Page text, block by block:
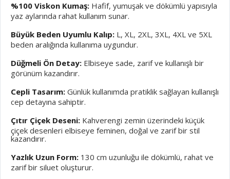
%100 Viskon Kumaş: Hafif, yumuşak ve dökümlü yapısıyla
yaz aylarında rahat kullanım sunar.
Büyük Beden Uyumlu Kalıp: L, XL, 2XL, 3XL, 4XL ve 5XL
beden aralığında kullanıma uygundur.
Düğmeli Ön Detay: Elbiseye sade, zarif ve kullanışlı bir
görünüm kazandırır.
Cepli Tasarım: Günlük kullanımda pratiklik sağlayan kullanışlı
cep detayına sahiptir.
Çıtır Çiçek Deseni: Kahverengi zemin üzerindeki küçük
çiçek desenleri elbiseye feminen, doğal ve zarif bir stil
kazandırır.
Yazlık Uzun Form: 130 cm uzunluğu ile dökümlü, rahat ve
zarif bir siluet oluşturur.